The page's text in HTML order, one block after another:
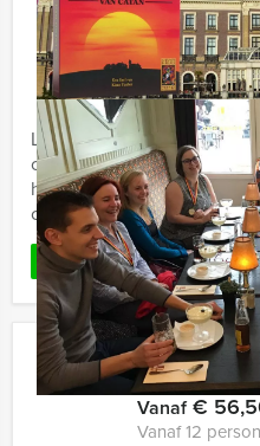
High Tour
Vanaf€
Vanaf 12
Laten we deze High Tour
overheerlijk gebakje en
heerlijke neemt onze gids
centrum van de ...
LEES MEER
Walking
Vanaf€
Vanaf 12